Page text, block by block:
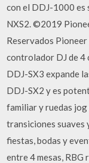
con el DDJ-1000 es
NXS2. ©2019
Reservados
controlador DJ de 4
DDJ-SX3 expande
DDJ-SX2 y es
familiar y ruedas
transiciones suaves
fiestas, bodas y
entre 4 mesas, RBG